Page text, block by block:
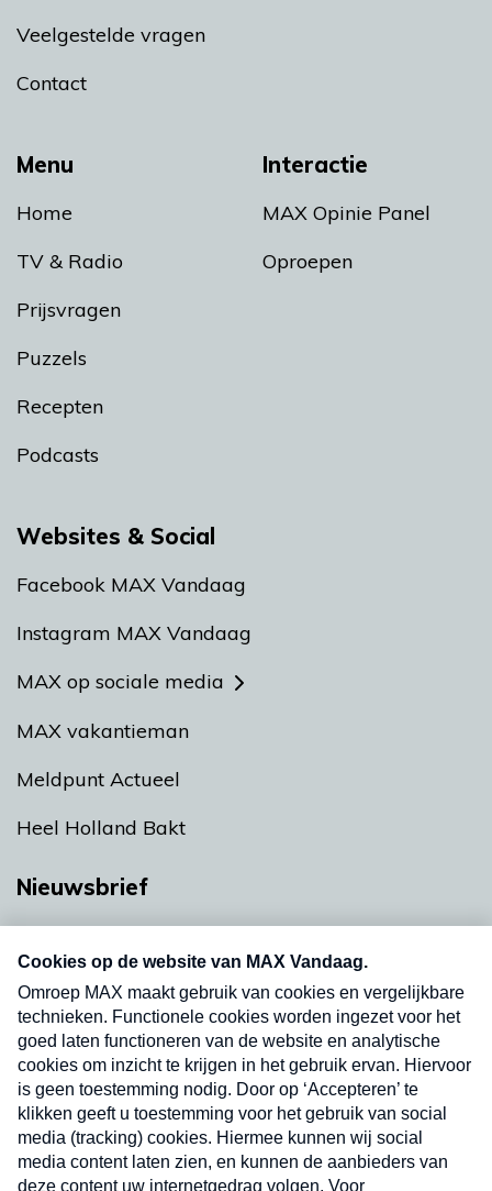
Menu
Home
TV & Radio
Prijsvragen
Puzzels
Recepten
Podcasts
Interactie
MAX Opinie Panel
Oproepen
Veelgestelde vragen
Contact
Websites & Social
Facebook MAX Vandaag
Instagram MAX Vandaag
MAX op sociale media
MAX vakantieman
Meldpunt Actueel
Heel Holland Bakt
Nieuwsbrief
nieuwsbrief. Elke vrijdag- en dinsdagochtend in
uw mailbox.
Verzend